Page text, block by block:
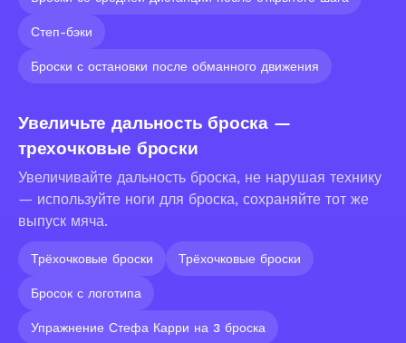
Степ-бэки
Броски с остановки после обманного движения
Увеличьте дальность броска —
трехочковые броски
Увеличивайте дальность броска, не нарушая технику
— используйте ноги для броска, сохраняйте тот же
выпуск мяча.
Трёхочковые броски Трёхочковые броски
Бросок с логотипа
Упражнение Стефа Карри на 3 броска